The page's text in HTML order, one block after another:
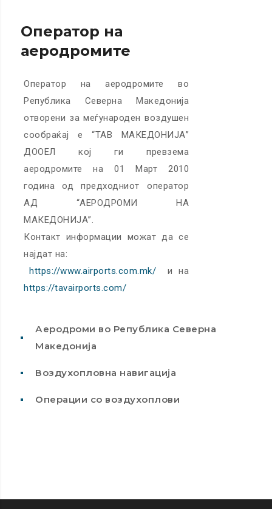
Оператор на
аеродромите
Оператор на аеродромите во
Република Северна Македонија
отворени за меѓународен воздушен
сообраќај е “ТАВ МАКЕДОНИЈА”
ДООЕЛ кој ги превзема
аеродромите на 01 Март 2010
година од предходниот оператор
АД “АЕРОДРОМИ НА
МАКЕДОНИЈА”.
Контакт информации можат да се
најдат на:
https://www.airports.com.mk/ и на
https://tavairports.com/
Аеродроми во Република Северна
Македонија
Воздухопловна навигација
Операции со воздухоплови